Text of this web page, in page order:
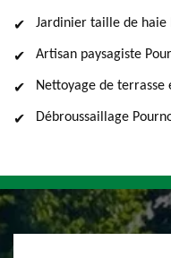
Jardinier taille de haie
Artisan paysagiste
Nettoyage de terrasse
Débroussaillage